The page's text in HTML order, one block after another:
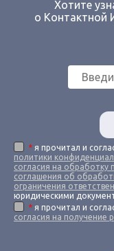
Хотите
о Контактной
* я прочитал и
политики
согласия на обработку
соглашения об
ограничения
юридическими
* я прочитал и
согласия на получение